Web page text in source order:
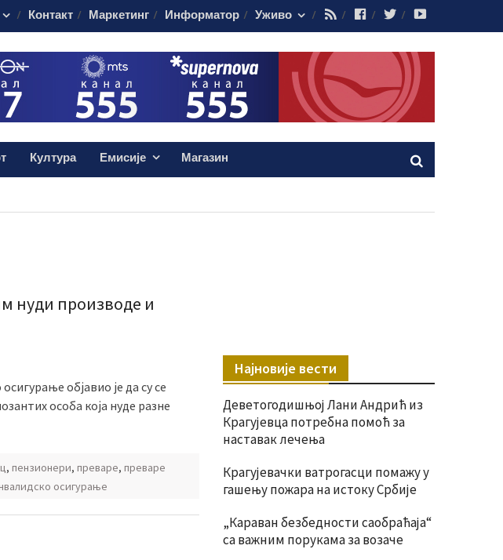
Контакт Маркетинг Информатор Уживо RSS FacebookTwitter
Култура Емисије Магазин
нуди производе и
објавио је да су се
особа која нуде разне
, пензионери, преваре, преваре
осигурање
Најновије вести
Деветогодишњој Лани Андрић из
Крагујевца потребна помоћ за
наставак лечења
Крагујевачки ватрогасци помажу у
гашењу пожара на истоку Србије
„Караван безбедности саобраћаја“
са важним порукама за возаче